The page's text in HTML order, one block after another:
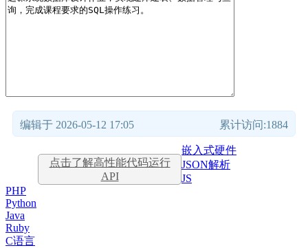
编辑于 2026-05-12 17:05 累计访问:1884
点击了解高性能代码运行
API
嵌入式硬件
JSON解析
JS
PHP
Python
Java
Ruby
C语言